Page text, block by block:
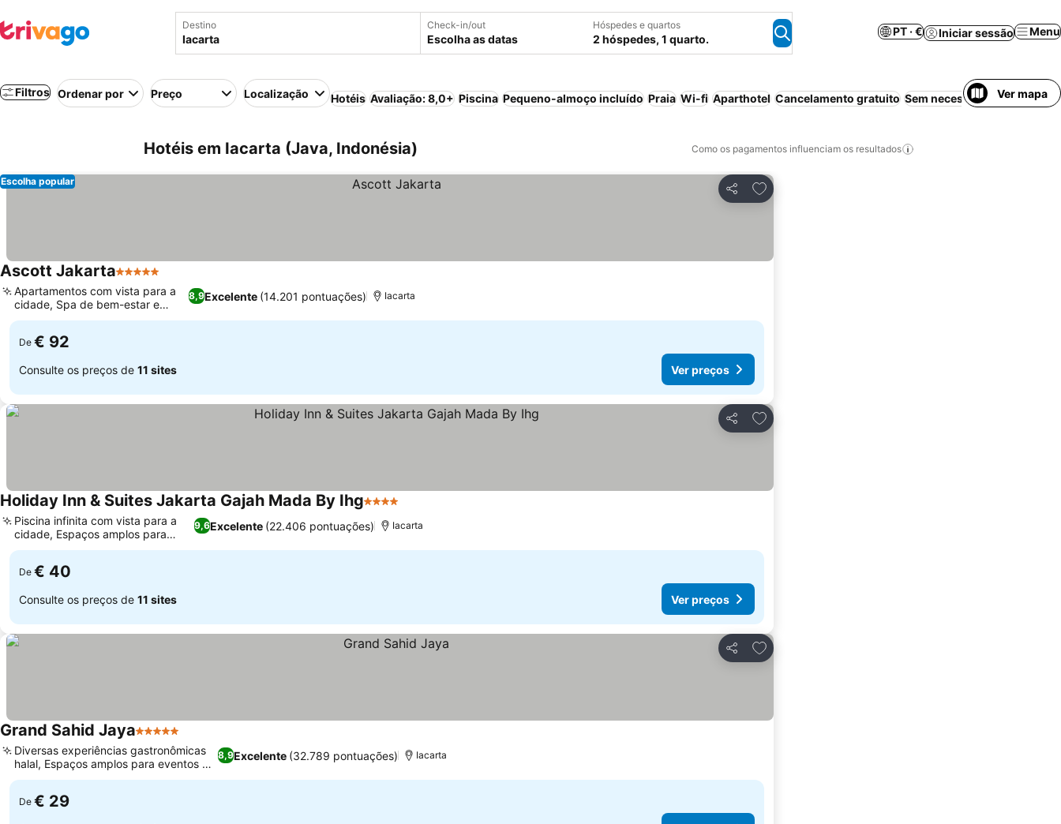
Destino Check-in/out
Escolha as datas
Hóspedes e quartos
2 hóspedes, 1 quarto.
PT · € Iniciar sessão Menu
Filtros Ordenar por Preço Localização Hotéis Avaliação: 8,0+ Piscina Pequeno-almoço incluído Praia Wi-fi Aparthotel Cancelamento gratuito Sem necessidade de pré-
Ver mapa
Hotéis em Iacarta (Java, Indonésia) Como os pagamentos influenciam os resultados
Partilhar
Adicionar aos favoritos
Escolha popular
Ascott Jakarta5 Estrelas
8,9Excelente (14.201 pontuações)
Apartamentos com vista para a
cidade, Spa de bem-estar e
sauna
Iacarta
De € 92
Consulte os preços de 11 sites Ver preços
Partilhar
Adicionar aos favoritos
Holiday Inn & Suites Jakarta Gajah Mada By Ihg4 Estrelas
9,6Excelente (22.406 pontuações)
Piscina infinita com vista para a
cidade, Espaços amplos para
eventos
Iacarta
De € 40
Consulte os preços de 11 sites Ver preços
Partilhar
Adicionar aos favoritos
Grand Sahid Jaya5 Estrelas
8,9Excelente (32.789 pontuações)
Diversas experiências gastronômicas
halal, Espaços amplos para eventos e
funções
Iacarta
De € 29